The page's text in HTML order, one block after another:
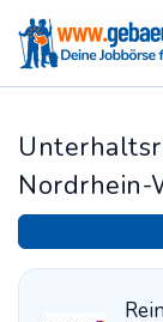
Nordrhein-